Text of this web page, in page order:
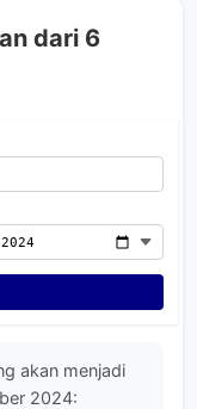
dari 6
akan menjadi
2024: